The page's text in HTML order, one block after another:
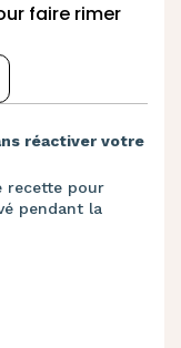
faire rimer
réactiver votre
recette pour
pendant la